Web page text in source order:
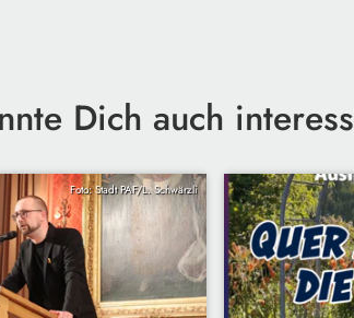
Dich auch
Foto: Stadt PAF/L. Schwärzli